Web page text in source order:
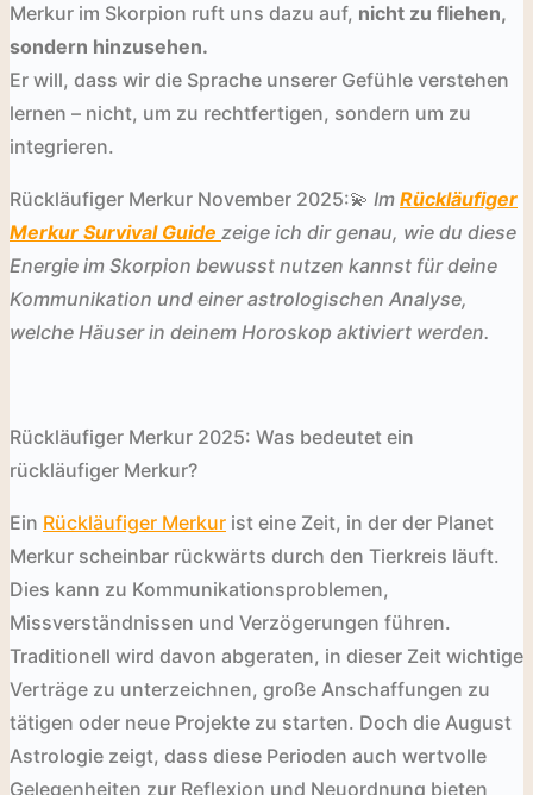
Merkur im Skorpion ruft uns dazu auf, nicht zu fliehen,
sondern hinzusehen.
Er will, dass wir die Sprache unserer Gefühle verstehen
lernen – nicht, um zu rechtfertigen, sondern um zu
integrieren.
Rückläufiger Merkur November 2025:💫 Im Rückläufiger
Merkur Survival Guide zeige ich dir genau, wie du diese
Energie im Skorpion bewusst nutzen kannst für deine
Kommunikation und einer astrologischen Analyse,
welche Häuser in deinem Horoskop aktiviert werden.
Rückläufiger Merkur 2025: Was bedeutet ein
rückläufiger Merkur?
Ein Rückläufiger Merkur ist eine Zeit, in der der Planet
Merkur scheinbar rückwärts durch den Tierkreis läuft.
Dies kann zu Kommunikationsproblemen,
Missverständnissen und Verzögerungen führen.
Traditionell wird davon abgeraten, in dieser Zeit wichtige
Verträge zu unterzeichnen, große Anschaffungen zu
tätigen oder neue Projekte zu starten. Doch die August
Astrologie zeigt, dass diese Perioden auch wertvolle
Gelegenheiten zur Reflexion und Neuordnung bieten